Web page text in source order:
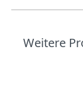
Weitere